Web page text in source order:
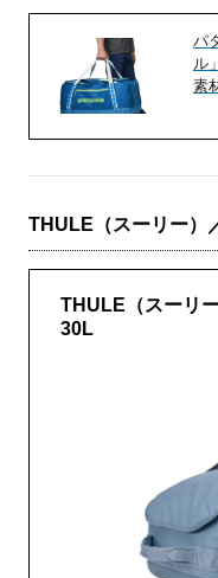
パ
ル
素
THULE（スーリー）
THULE（スーリ
30L